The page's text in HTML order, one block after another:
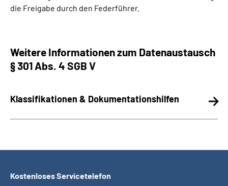
die Freigabe durch den Federführer.
Weitere Informationen zum Datenaustausch
§ 301 Abs. 4 SGB V
Klassifikationen & Dokumentationshilfen
Kostenloses Servicetelefon